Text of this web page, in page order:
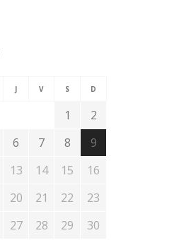
J V S D
1
2
6 7 8
9
13 14 15
16
20 21 22
23
27 28 29
30